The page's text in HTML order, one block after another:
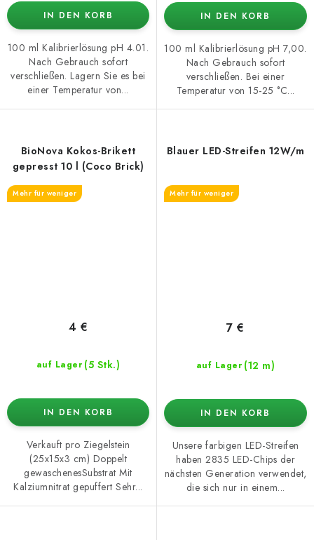
IN DEN KORB
100 ml Kalibrierlösung pH 4.01.
Nach Gebrauch sofort
verschließen. Lagern Sie es bei
einer Temperatur von...
IN DEN KORB
100 ml Kalibrierlösung pH 7,00.
Nach Gebrauch sofort
verschließen. Bei einer
Temperatur von 15-25 °C...
BioNova Kokos-Brikett
gepresst 10 l (Coco Brick)
Mehr für weniger
auf Lager (5 Stk.)
4 €
IN DEN KORB
Verkauft pro Ziegelstein
(25x15x3 cm) Doppelt
gewaschenesSubstrat Mit
Kalziumnitrat gepuffert Sehr...
Blauer LED-Streifen 12W/m
Mehr für weniger
auf Lager (12 m)
7 €
IN DEN KORB
Unsere farbigen LED-Streifen
haben 2835 LED-Chips der
nächsten Generation verwendet,
die sich nur in einem...